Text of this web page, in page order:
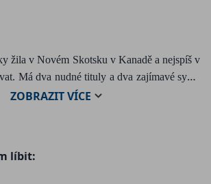
žila v Novém Skotsku v Kanadě a nejspíš v
Má dva nudné tituly a dva zajímavé syny.
NHL, sama se do ní bohužel nikdy
.
ZOBRAZITVÍCE
líbit: